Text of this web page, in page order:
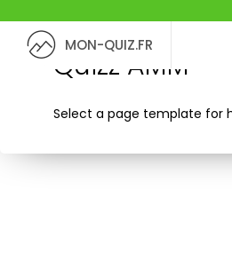
MON-QUIZ.FR
Quizz AMM
Select a page template for